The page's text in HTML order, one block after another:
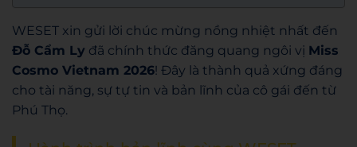
WESET xin gửi lời chúc mừng nồng nhiệt nhất đến
Đỗ Cẩm Ly đã chính thức đăng quang ngôi vị Miss
Cosmo Vietnam 2026! Đây là thành quả xứng đáng
cho tài năng, sự tự tin và bản lĩnh của cô gái đến từ
Phú Thọ.